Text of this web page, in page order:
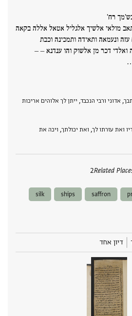
רח'
מולאי אלשיך אלגליל אטאל אללה בקאה
ונעמאה ותאידה ותמכינה וכבת
ואלדי דכר מן אלשוק והו ענדנא – –
אדוני ורבי הנכבד, ייתן לך אלוהים אריכות
ואת עזרתו לך, ואת יכולתך, ויכה את
Related
2
saffron
ships
silk
דיון אחד